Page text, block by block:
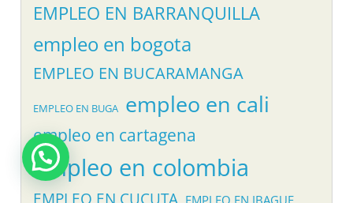
EMPLEO EN BARRANQUILLA
empleo en bogota
EMPLEO EN BUCARAMANGA
EMPLEO EN BUGA empleo en cali
empleo en cartagena
empleo en colombia
EMPLEO EN CUCUTA EMPLEO EN IBAGUE